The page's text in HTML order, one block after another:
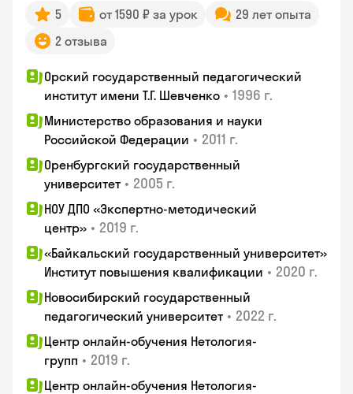
5 от 1590 ₽ за урок
29 лет опыта
2 отзыва
Орский государственный педагогический
институт имени Т.Г. Шевченко • 1996 г.
Министерство образования и науки
Российской Федерации • 2011 г.
Оренбургский государственный
университет • 2005 г.
НОУ ДПО «Экспертно-методический
центр» • 2019 г.
«Байкальский государственный университет»
Институт повышения квалификации • 2020 г.
Новосибирский государственный
педагогический университет • 2022 г.
Центр онлайн-обучения Нетология-
групп • 2019 г.
Центр онлайн-обучения Нетология-